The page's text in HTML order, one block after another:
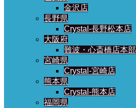
金沢店
長野県
Crystal-長野松本店
大阪府
難波・心斎橋店本部
宮崎県
Crystal-宮崎店
熊本県
Crystal-熊本店
福岡県